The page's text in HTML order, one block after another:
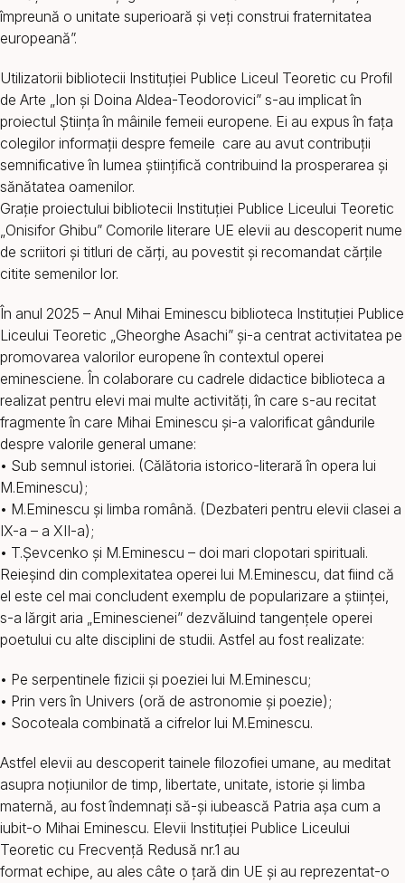
împreună o unitate superioară şi veţi construi fraternitatea
europeană”.
Utilizatorii bibliotecii Instituției Publice Liceul Teoretic cu Profil
de Arte „Ion şi Doina Aldea-Teodorovici” s-au implicat în
proiectul Ştiinţa în mâinile femeii europene. Ei au expus în fața
colegilor informații despre femeile care au avut contribuții
semnificative în lumea științifică contribuind la prosperarea și
sănătatea oamenilor.
Grație proiectului bibliotecii Instituţiei Publice Liceului Teoretic
„Onisifor Ghibu” Comorile literare UE elevii au descoperit nume
de scriitori și titluri de cărți, au povestit și recomandat cărțile
citite semenilor lor.
În anul 2025 – Anul Mihai Eminescu biblioteca Instituției Publice
Liceului Teoretic „Gheorghe Asachi” și-a centrat activitatea pe
promovarea valorilor europene în contextul operei
eminesciene. În colaborare cu cadrele didactice biblioteca a
realizat pentru elevi mai multe activități, în care s-au recitat
fragmente în care Mihai Eminescu și-a valorificat gândurile
despre valorile general umane:
• Sub semnul istoriei. (Călătoria istorico-literară în opera lui
M.Eminescu);
• M.Eminescu şi limba română. (Dezbateri pentru elevii clasei a
IX-a – a XII-a);
• T.Şevcenko şi M.Eminescu – doi mari clopotari spirituali.
Reieșind din complexitatea operei lui M.Eminescu, dat fiind că
el este cel mai concludent exemplu de popularizare a ştiinţei,
s-a lărgit aria „Eminescienei” dezvăluind tangenţele operei
poetului cu alte disciplini de studii. Astfel au fost realizate:
• Pe serpentinele fizicii şi poeziei lui M.Eminescu;
• Prin vers în Univers (oră de astronomie şi poezie);
• Socoteala combinată a cifrelor lui M.Eminescu.
Astfel elevii au descoperit tainele filozofiei umane, au meditat
asupra noțiunilor de timp, libertate, unitate, istorie şi limba
maternă, au fost îndemnați să-și iubească Patria aşa cum a
iubit-o Mihai Eminescu. Elevii Instituției Publice Liceului
Teoretic cu Frecvență Redusă nr.1 au
format echipe, au ales câte o țară din UE și au reprezentat-o